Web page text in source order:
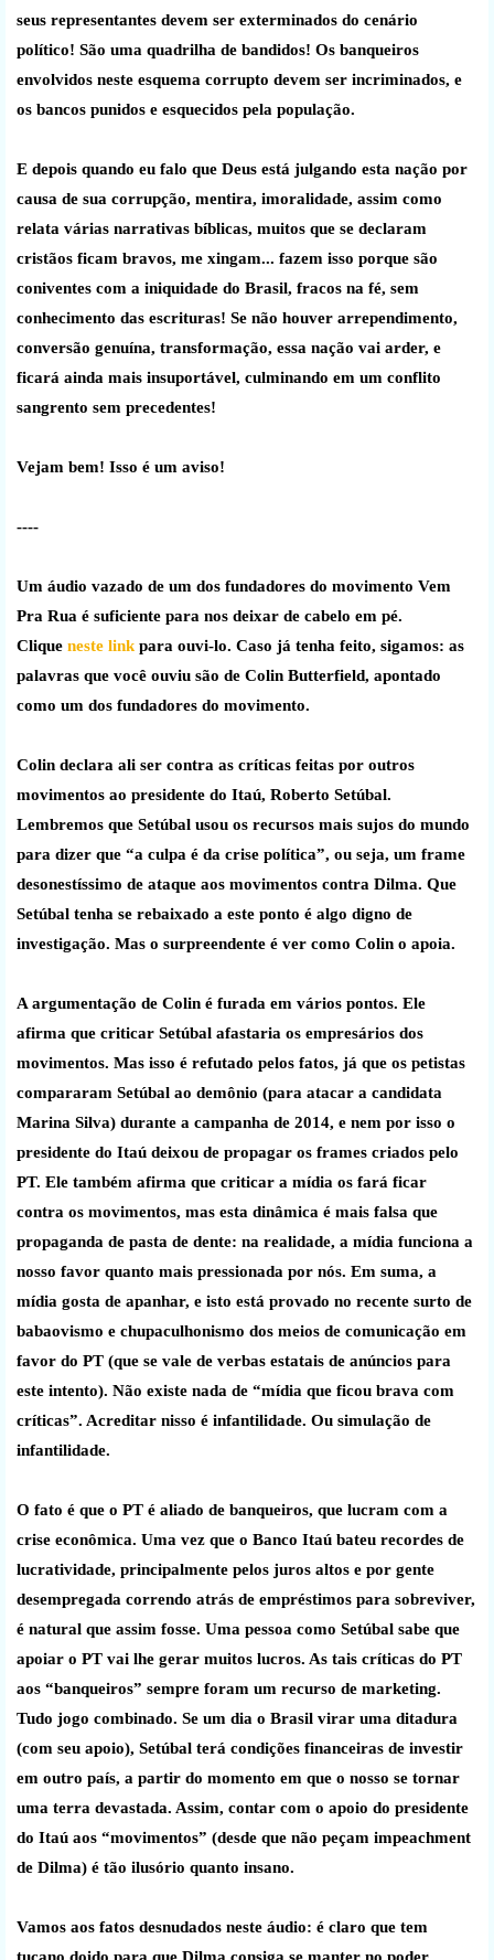
seus representantes devem ser exterminados do cenário
político! São uma quadrilha de bandidos! Os banqueiros
envolvidos neste esquema corrupto devem ser incriminados, e
os bancos punidos e esquecidos pela população.
E depois quando eu falo que Deus está julgando esta nação por
causa de sua corrupção, mentira, imoralidade, assim como
relata várias narrativas bíblicas, muitos que se declaram
cristãos ficam bravos, me xingam... fazem isso porque são
coniventes com a iniquidade do Brasil, fracos na fé, sem
conhecimento das escrituras! Se não houver arrependimento,
conversão genuína, transformação, essa nação vai arder, e
ficará ainda mais insuportável, culminando em um conflito
sangrento sem precedentes!
Vejam bem! Isso é um aviso!
----
Um áudio vazado de um dos fundadores do movimento Vem
Pra Rua é suficiente para nos deixar de cabelo em pé.
Clique neste link para ouvi-lo. Caso já tenha feito, sigamos: as
palavras que você ouviu são de Colin Butterfield, apontado
como um dos fundadores do movimento.
Colin declara ali ser contra as críticas feitas por outros
movimentos ao presidente do Itaú, Roberto Setúbal.
Lembremos que Setúbal usou os recursos mais sujos do mundo
para dizer que “a culpa é da crise política”, ou seja, um frame
desonestíssimo de ataque aos movimentos contra Dilma. Que
Setúbal tenha se rebaixado a este ponto é algo digno de
investigação. Mas o surpreendente é ver como Colin o apoia.
A argumentação de Colin é furada em vários pontos. Ele
afirma que criticar Setúbal afastaria os empresários dos
movimentos. Mas isso é refutado pelos fatos, já que os petistas
compararam Setúbal ao demônio (para atacar a candidata
Marina Silva) durante a campanha de 2014, e nem por isso o
presidente do Itaú deixou de propagar os frames criados pelo
PT. Ele também afirma que criticar a mídia os fará ficar
contra os movimentos, mas esta dinâmica é mais falsa que
propaganda de pasta de dente: na realidade, a mídia funciona a
nosso favor quanto mais pressionada por nós. Em suma, a
mídia gosta de apanhar, e isto está provado no recente surto de
babaovismo e chupaculhonismo dos meios de comunicação em
favor do PT (que se vale de verbas estatais de anúncios para
este intento). Não existe nada de “mídia que ficou brava com
críticas”. Acreditar nisso é infantilidade. Ou simulação de
infantilidade.
O fato é que o PT é aliado de banqueiros, que lucram com a
crise econômica. Uma vez que o Banco Itaú bateu recordes de
lucratividade, principalmente pelos juros altos e por gente
desempregada correndo atrás de empréstimos para sobreviver,
é natural que assim fosse. Uma pessoa como Setúbal sabe que
apoiar o PT vai lhe gerar muitos lucros. As tais críticas do PT
aos “banqueiros” sempre foram um recurso de marketing.
Tudo jogo combinado. Se um dia o Brasil virar uma ditadura
(com seu apoio), Setúbal terá condições financeiras de investir
em outro país, a partir do momento em que o nosso se tornar
uma terra devastada. Assim, contar com o apoio do presidente
do Itaú aos “movimentos” (desde que não peçam impeachment
de Dilma) é tão ilusório quanto insano.
Vamos aos fatos desnudados neste áudio: é claro que tem